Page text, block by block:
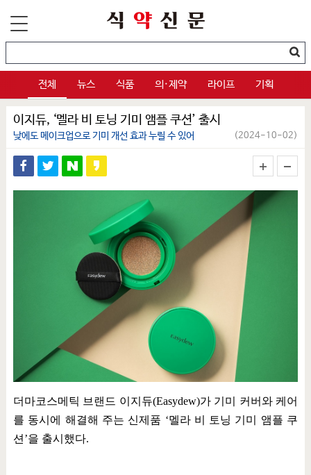
전체 뉴스 식품 의·제약 라이프 기획
이지듀, ‘멜라 비 토닝 기미 앰플 쿠션’ 출시
낮에도 메이크업으로 기미 개선 효과 누릴 수 있어 (2024-10-02)
더마코스메틱 브랜드 이지듀(Easydew)가 기미 커버와 케어
를 동시에 해결해 주는 신제품 ‘멜라 비 토닝 기미 앰플 쿠
션 ’을 출시했다.